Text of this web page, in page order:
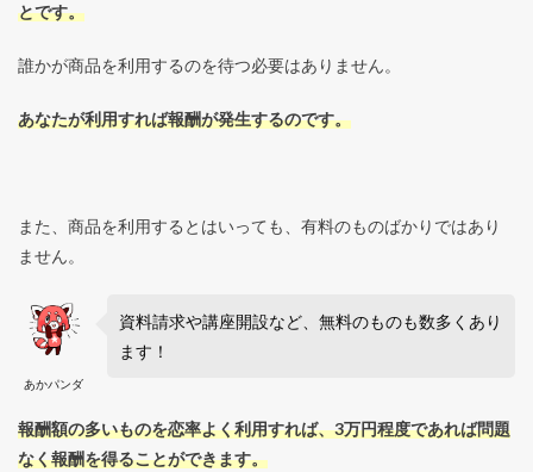
とです。
誰かが商品を利用するのを待つ必要はありません。
あなたが利用すれば報酬が発生するのです。
また、商品を利用するとはいっても、有料のものばかりではあり
ません。
あかパンダ
資料請求や講座開設など、無料のものも数多くあり
ます！
報酬額の多いものを恋率よく利用すれば、3万円程度であれば問題
なく報酬を得ることができます。